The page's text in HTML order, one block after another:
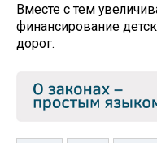
Вместе с тем
финансирование
дорог.